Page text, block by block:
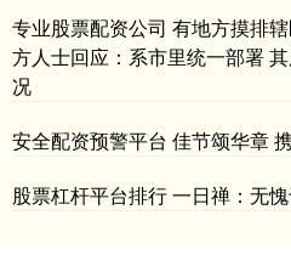
专业股票配资公司 有地方摸排
方人士回应：系市里统一部署
况
安全配资预警平台 佳节颂华章
股票杠杆平台排行 一日禅：无